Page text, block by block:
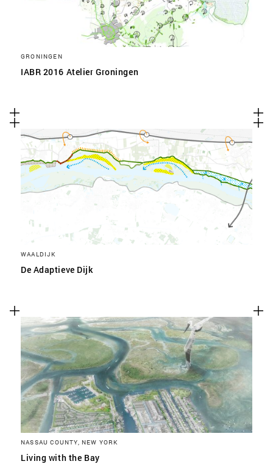
GRONINGEN
IABR 2016 Atelier Groningen
WAALDIJK
De Adaptieve Dijk
NASSAU COUNTY, NEW YORK
Living with the Bay